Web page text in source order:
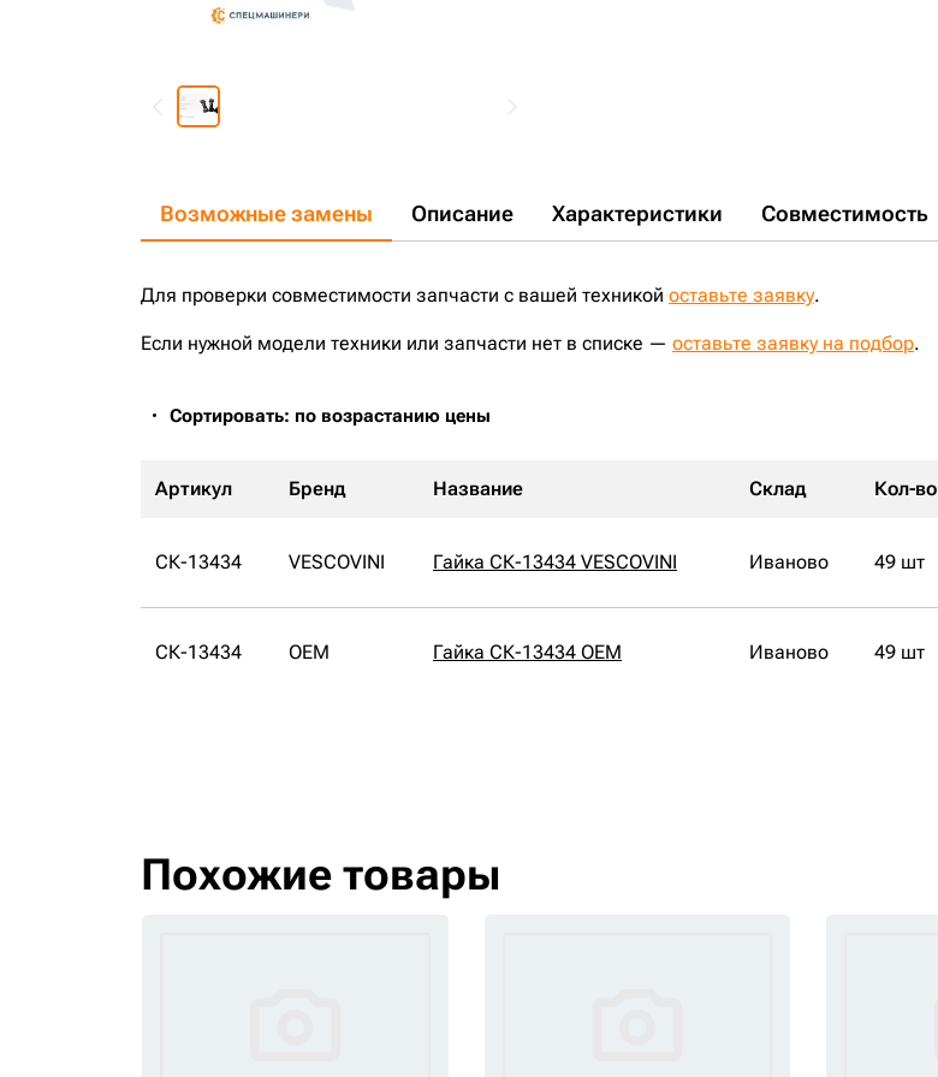
Возможные замены Описание Характеристики Совместимость
Для проверки совместимости запчасти с вашей техникой оставьте заявку.
Если нужной модели техники или запчасти нет в списке — оставьте заявку на подбор.
Сортировать: по возрастанию цены
Артикул Бренд Название Склад Кол-во
СК-13434 VESCOVINI Гайка СК-13434 VESCOVINI Иваново 49 шт
СК-13434 OEM Гайка СК-13434 OEM Иваново 49 шт
Похожие товары